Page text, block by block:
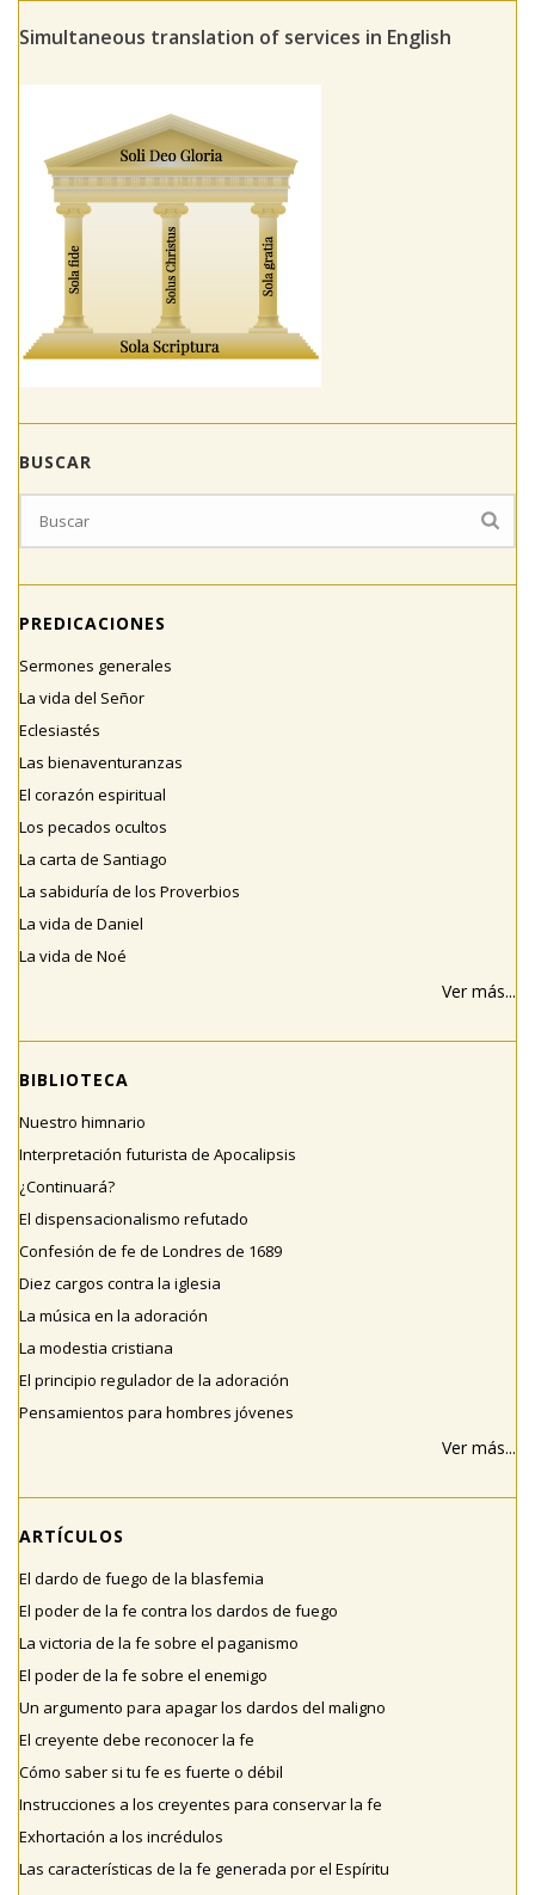
Simultaneous translation of services in English
BUSCAR
PREDICACIONES
Sermones generales
La vida del Señor
Eclesiastés
Las bienaventuranzas
El corazón espiritual
Los pecados ocultos
La carta de Santiago
La sabiduría de los Proverbios
La vida de Daniel
La vida de Noé
Ver más...
BIBLIOTECA
Nuestro himnario
Interpretación futurista de Apocalipsis
¿Continuará?
El dispensacionalismo refutado
Confesión de fe de Londres de 1689
Diez cargos contra la iglesia
La música en la adoración
La modestia cristiana
El principio regulador de la adoración
Pensamientos para hombres jóvenes
Ver más...
ARTÍCULOS
El dardo de fuego de la blasfemia
El poder de la fe contra los dardos de fuego
La victoria de la fe sobre el paganismo
El poder de la fe sobre el enemigo
Un argumento para apagar los dardos del maligno
El creyente debe reconocer la fe
Cómo saber si tu fe es fuerte o débil
Instrucciones a los creyentes para conservar la fe
Exhortación a los incrédulos
Las características de la fe generada por el Espíritu